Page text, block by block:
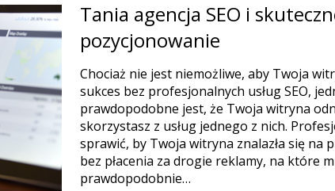
Tania agencja SEO i
pozycjonowanie
Chociaż nie jest niemożliwe, aby Twoja
sukces bez profesjonalnych usług SEO,
prawdopodobne jest, że Twoja witryna
skorzystasz z usług jednego z nich.
sprawić, by Twoja witryna znalazła się na
bez płacenia za drogie reklamy, na które
prawdopodobnie…